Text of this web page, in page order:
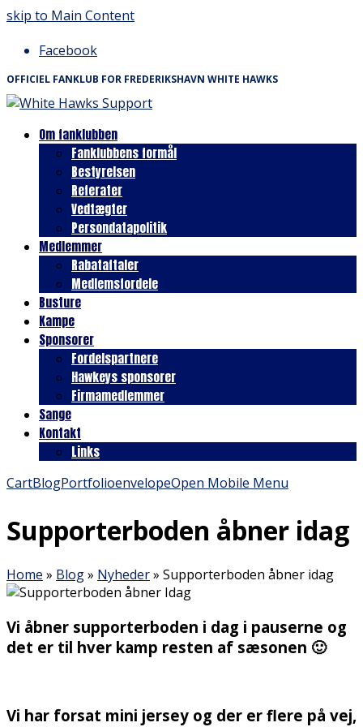
skip to Main Content
Facebook
OFFICIEL FANKLUB FOR FREDERIKSHAVN WHITE HAWKS
Om fanklubben
Fanklubbens formål
Bestyrelsen
Referater
Vedtægter
Persondatapolitik
Medlemmer
Rabataftaler
Medlemsfordele
Busture
Kampe
Sponsorer
Fordelspartnere
Hawkeys sponsorer
Firmamedlemmer
Sange
Kontakt
Links
CartBlogPortfolioenvelopeOpen Mobile Menu
Supporterboden åbner idag
Home » Blog» Nyheder» Supporterboden åbner idag
Vi åbner supporterboden i dag i pauserne og
det er til hver kamp resten af sæsonen 🙂
Vi har forsat mini jersey og der er flere på vej,